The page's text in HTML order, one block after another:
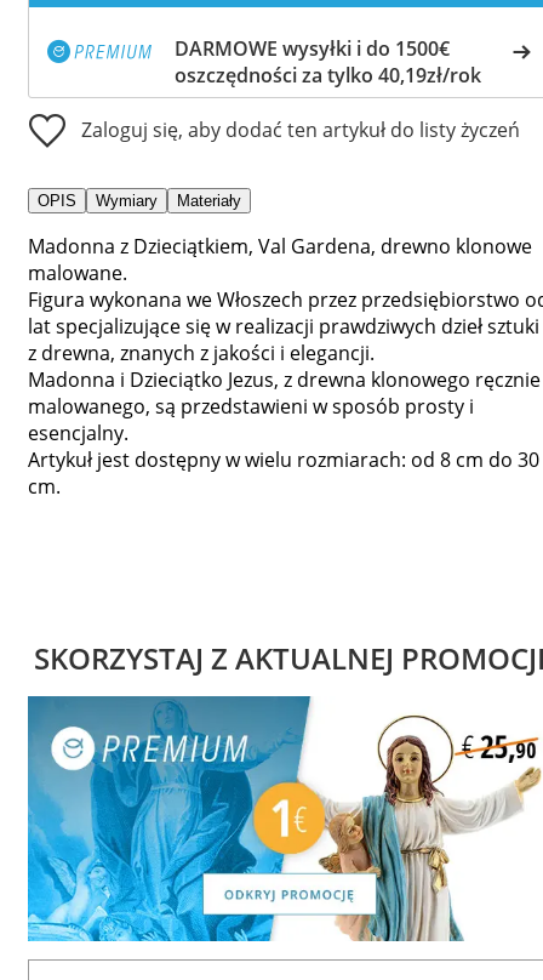
DARMOWE wysyłki i do 1500€
oszczędności za tylko 40,19zł/rok
Zaloguj się, aby dodać ten artykuł do listy życzeń
OPIS Wymiary Materiały
Madonna z Dzieciątkiem, Val Gardena, drewno klonowe
malowane.
Figura wykonana we Włoszech przez przedsiębiorstwo
lat specjalizujące się w realizacji prawdziwych dzieł sztuki
z drewna, znanych z jakości i elegancji.
Madonna i Dzieciątko Jezus, z drewna klonowego ręcznie
malowanego, są przedstawieni w sposób prosty i
esencjalny.
Artykuł jest dostępny w wielu rozmiarach: od 8 cm do 30
cm.
SKORZYSTAJ Z AKTUALNEJ